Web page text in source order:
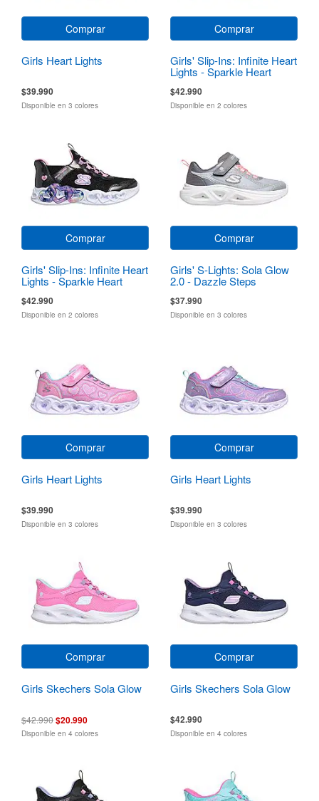
Comprar
Girls Heart Lights
$39.990
Disponible en 3 colores
Comprar
Girls' Slip-Ins: Infinite Heart
Lights - Sparkle Heart
$42.990
Disponible en 2 colores
Comprar
Girls' Slip-Ins: Infinite Heart
Lights - Sparkle Heart
$42.990
Disponible en 2 colores
Comprar
Girls' S-Lights: Sola Glow
2.0 - Dazzle Steps
$37.990
Disponible en 3 colores
Comprar
Girls Heart Lights
$39.990
Disponible en 3 colores
Comprar
Girls Heart Lights
$39.990
Disponible en 3 colores
Comprar
Girls Skechers Sola Glow
$42.990$20.990
Disponible en 4 colores
Comprar
Girls Skechers Sola Glow
$42.990
Disponible en 4 colores